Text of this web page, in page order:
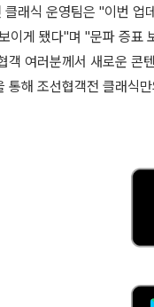
클래식 운영팀은 "이번 업
이게 됐다"며 "문파 증표
객 여러분께서 새로운 콘
통해 조선협객전 클래식